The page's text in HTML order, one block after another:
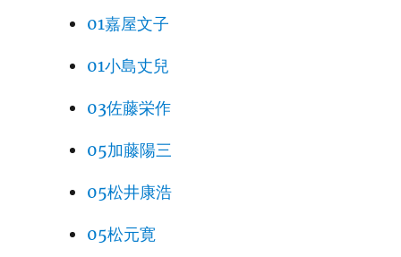
01嘉屋文子
01小島丈兒
03佐藤栄作
05加藤陽三
05松井康浩
05松元寛